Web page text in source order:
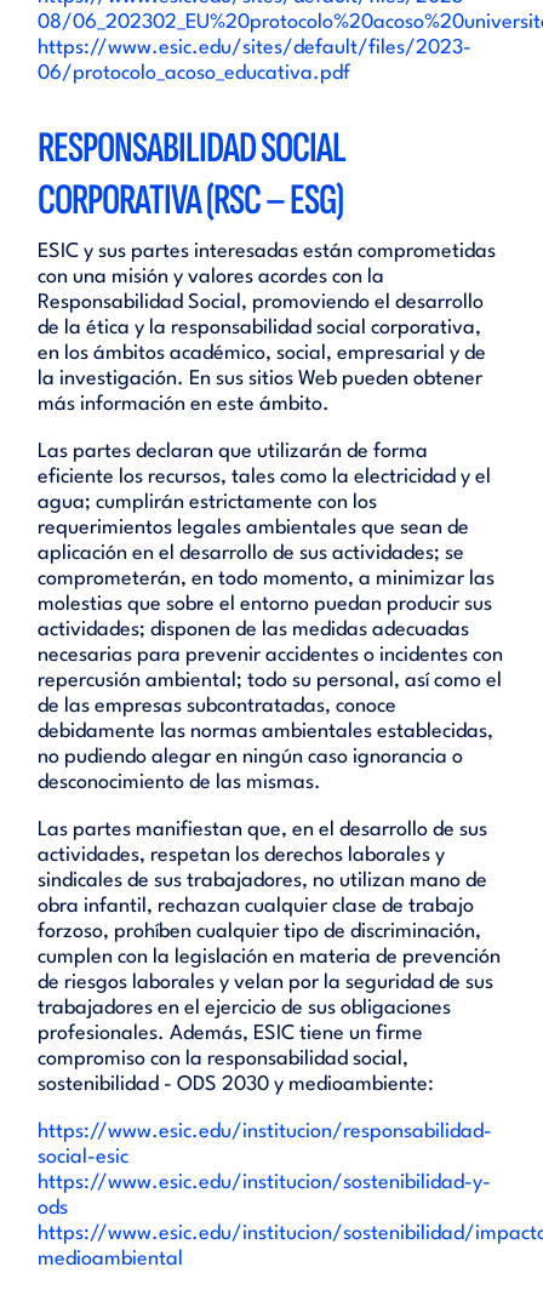
08/
https://www.esic.edu/sites/default/files/2023-
06/protocolo_acoso_educativa.pdf
RESPONSABILIDAD SOCIAL
CORPORATIVA (RSC – ESG)
ESIC y sus partes interesadas están comprometidas
con una misión y valores acordes con la
Responsabilidad Social, promoviendo el desarrollo
de la ética y la responsabilidad social corporativa,
en los ámbitos académico, social, empresarial y de
la investigación. En sus sitios Web pueden obtener
más información en este ámbito.
Las partes declaran que utilizarán de forma
eficiente los recursos, tales como la electricidad y el
agua; cumplirán estrictamente con los
requerimientos legales ambientales que sean de
aplicación en el desarrollo de sus actividades; se
comprometerán, en todo momento, a minimizar las
molestias que sobre el entorno puedan producir sus
actividades; disponen de las medidas adecuadas
necesarias para prevenir accidentes o incidentes con
repercusión ambiental; todo su personal, así como el
de las empresas subcontratadas, conoce
debidamente las normas ambientales establecidas,
no pudiendo alegar en ningún caso ignorancia o
desconocimiento de las mismas.
Las partes manifiestan que, en el desarrollo de sus
actividades, respetan los derechos laborales y
sindicales de sus trabajadores, no utilizan mano de
obra infantil, rechazan cualquier clase de trabajo
forzoso, prohíben cualquier tipo de discriminación,
cumplen con la legislación en materia de prevención
de riesgos laborales y velan por la seguridad de sus
trabajadores en el ejercicio de sus obligaciones
profesionales. Además, ESIC tiene un firme
compromiso con la responsabilidad social,
sostenibilidad - ODS 2030 y medioambiente:
https://www.esic.edu/institucion/responsabilidad-
social-esic
https://www.esic.edu/institucion/sostenibilidad-y-
ods
https://www.esic.edu/institucion/sostenibilidad/
medioambiental